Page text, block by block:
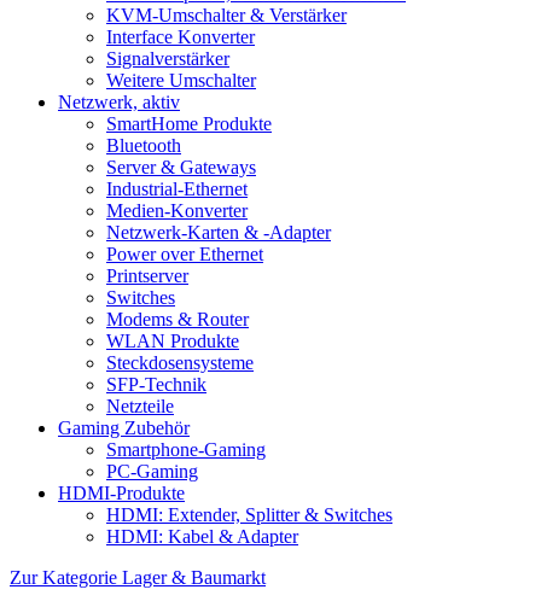
KVM-Umschalter & Verstärker
Interface Konverter
Signalverstärker
Weitere Umschalter
Netzwerk, aktiv
SmartHome Produkte
Bluetooth
Server & Gateways
Industrial-Ethernet
Medien-Konverter
Netzwerk-Karten & -Adapter
Power over Ethernet
Printserver
Switches
Modems & Router
WLAN Produkte
Steckdosensysteme
SFP-Technik
Netzteile
Gaming Zubehör
Smartphone-Gaming
PC-Gaming
HDMI-Produkte
HDMI: Extender, Splitter & Switches
HDMI: Kabel & Adapter
Zur Kategorie Lager & Baumarkt